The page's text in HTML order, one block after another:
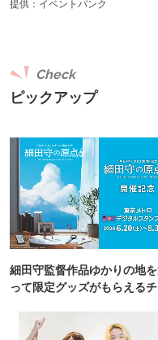
ピックアップ
Check
細田守監督作品ゆかりの地
って限定グッズがもらえる